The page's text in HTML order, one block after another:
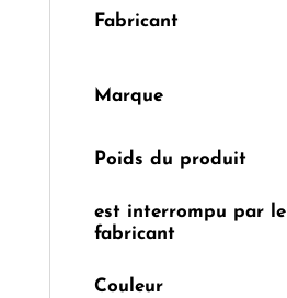
Fabricant
Marque
Poids du produit
est interrompu par le
fabricant
Couleur